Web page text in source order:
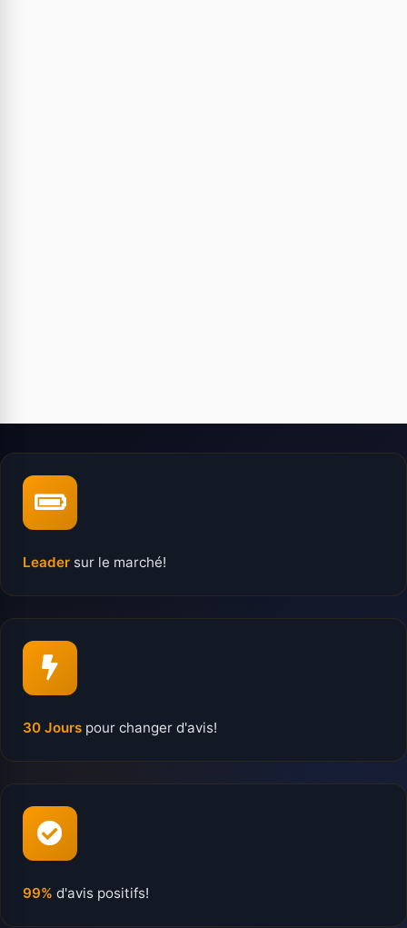
Leader sur le marché!
30 Jours pour changer d'avis!
99% d'avis positifs!